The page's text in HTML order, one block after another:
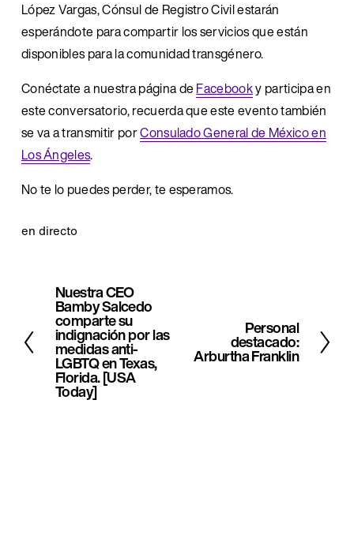
López Vargas, Cónsul de Registro Civil estarán
esperándote para compartir los servicios que están
disponibles para la comunidad transgénero.
Conéctate a nuestra página de Facebook y participa en
este conversatorio, recuerda que este evento también
se va a transmitir por Consulado General de México en
Los Ángeles.
No te lo puedes perder, te esperamos.
en directo
A
n
t
e
r
Nuestra CEO
Bamby Salcedo
comparte su
indignación por las
medidas anti-
LGBTQ en Texas,
Florida. [USA
Today]
Personal
destacado:
Arburtha Franklin